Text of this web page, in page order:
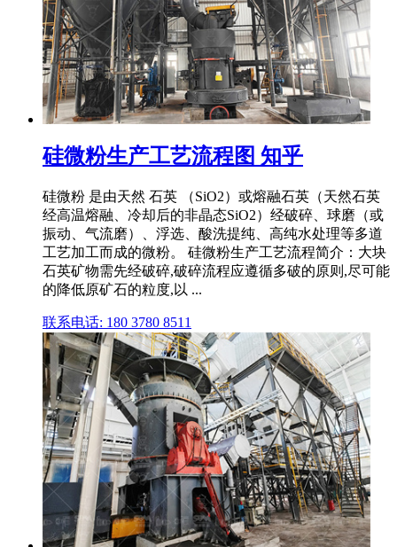
硅微粉生产工艺流程图 知乎
硅微粉 是由天然 石英 （SiO2）或熔融石英（天然石英
经高温熔融、冷却后的非晶态SiO2）经破碎、球磨（或
振动、气流磨）、浮选、酸洗提纯、高纯水处理等多道
工艺加工而成的微粉。 硅微粉生产工艺流程简介：大块
石英矿物需先经破碎,破碎流程应遵循多破的原则,尽可能
的降低原矿石的粒度,以 ...
联系电话: 180 3780 8511